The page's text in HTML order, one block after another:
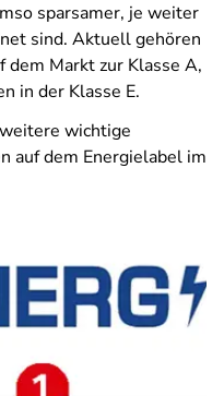
sparsamer, je weiter
sind. Aktuell gehören
dem Markt zur Klasse A,
in der Klasse E.
wichtige
auf dem Energielabel im